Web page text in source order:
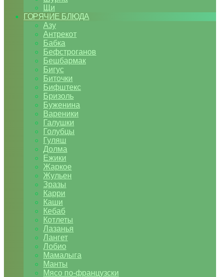
Щи
ГОРЯЧИЕ БЛЮДА
Азу
Антрекот
Бабка
Бефстроганов
Бешбармак
Бигус
Биточки
Бифштекс
Бризоль
Буженина
Вареники
Галушки
Голубцы
Гуляш
Долма
Ежики
Жаркое
Жульен
Зразы
Карри
Каши
Кебаб
Котлеты
Лазанья
Лангет
Лобио
Мамалыга
Манты
Мясо по-французски